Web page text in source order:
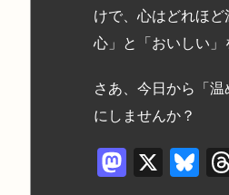
けで、心はどれほ
心」と「おいしい」
さあ、今日から「
にしませんか？
M X
Bl